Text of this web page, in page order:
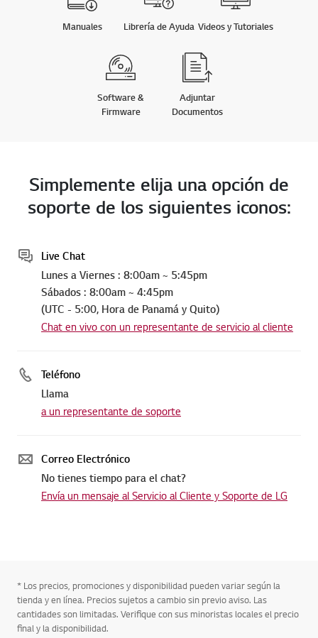
Manuales Librería de Ayuda Videos y Tutoriales
Software &
Firmware
Adjuntar
Documentos
Simplemente elija una opción de
soporte de los siguientes iconos:
Live Chat
Lunes a Viernes : 8:00am ~ 5:45pm
Sábados : 8:00am ~ 4:45pm
(UTC - 5:00, Hora de Panamá y Quito)
Chat en vivo con un representante de servicio al cliente
Teléfono
Llama
a un representante de soporte
Correo Electrónico
No tienes tiempo para el chat?
Envía un mensaje al Servicio al Cliente y Soporte de LG
* Los precios, promociones y disponibilidad pueden variar según la
tienda y en línea. Precios sujetos a cambio sin previo aviso. Las
cantidades son limitadas. Verifique con sus minoristas locales el precio
final y la disponibilidad.